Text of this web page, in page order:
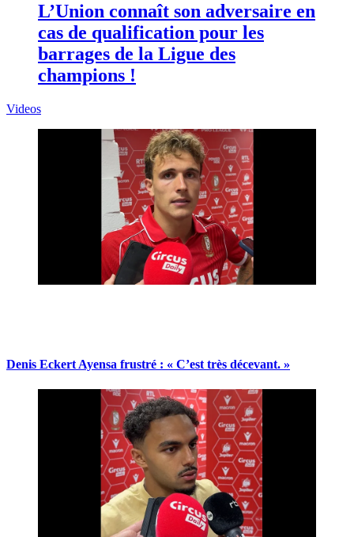
L’Union connaît son adversaire en
cas de qualification pour les
barrages de la Ligue des
champions !
Videos
Denis Eckert Ayensa frustré : « C’est très décevant. »